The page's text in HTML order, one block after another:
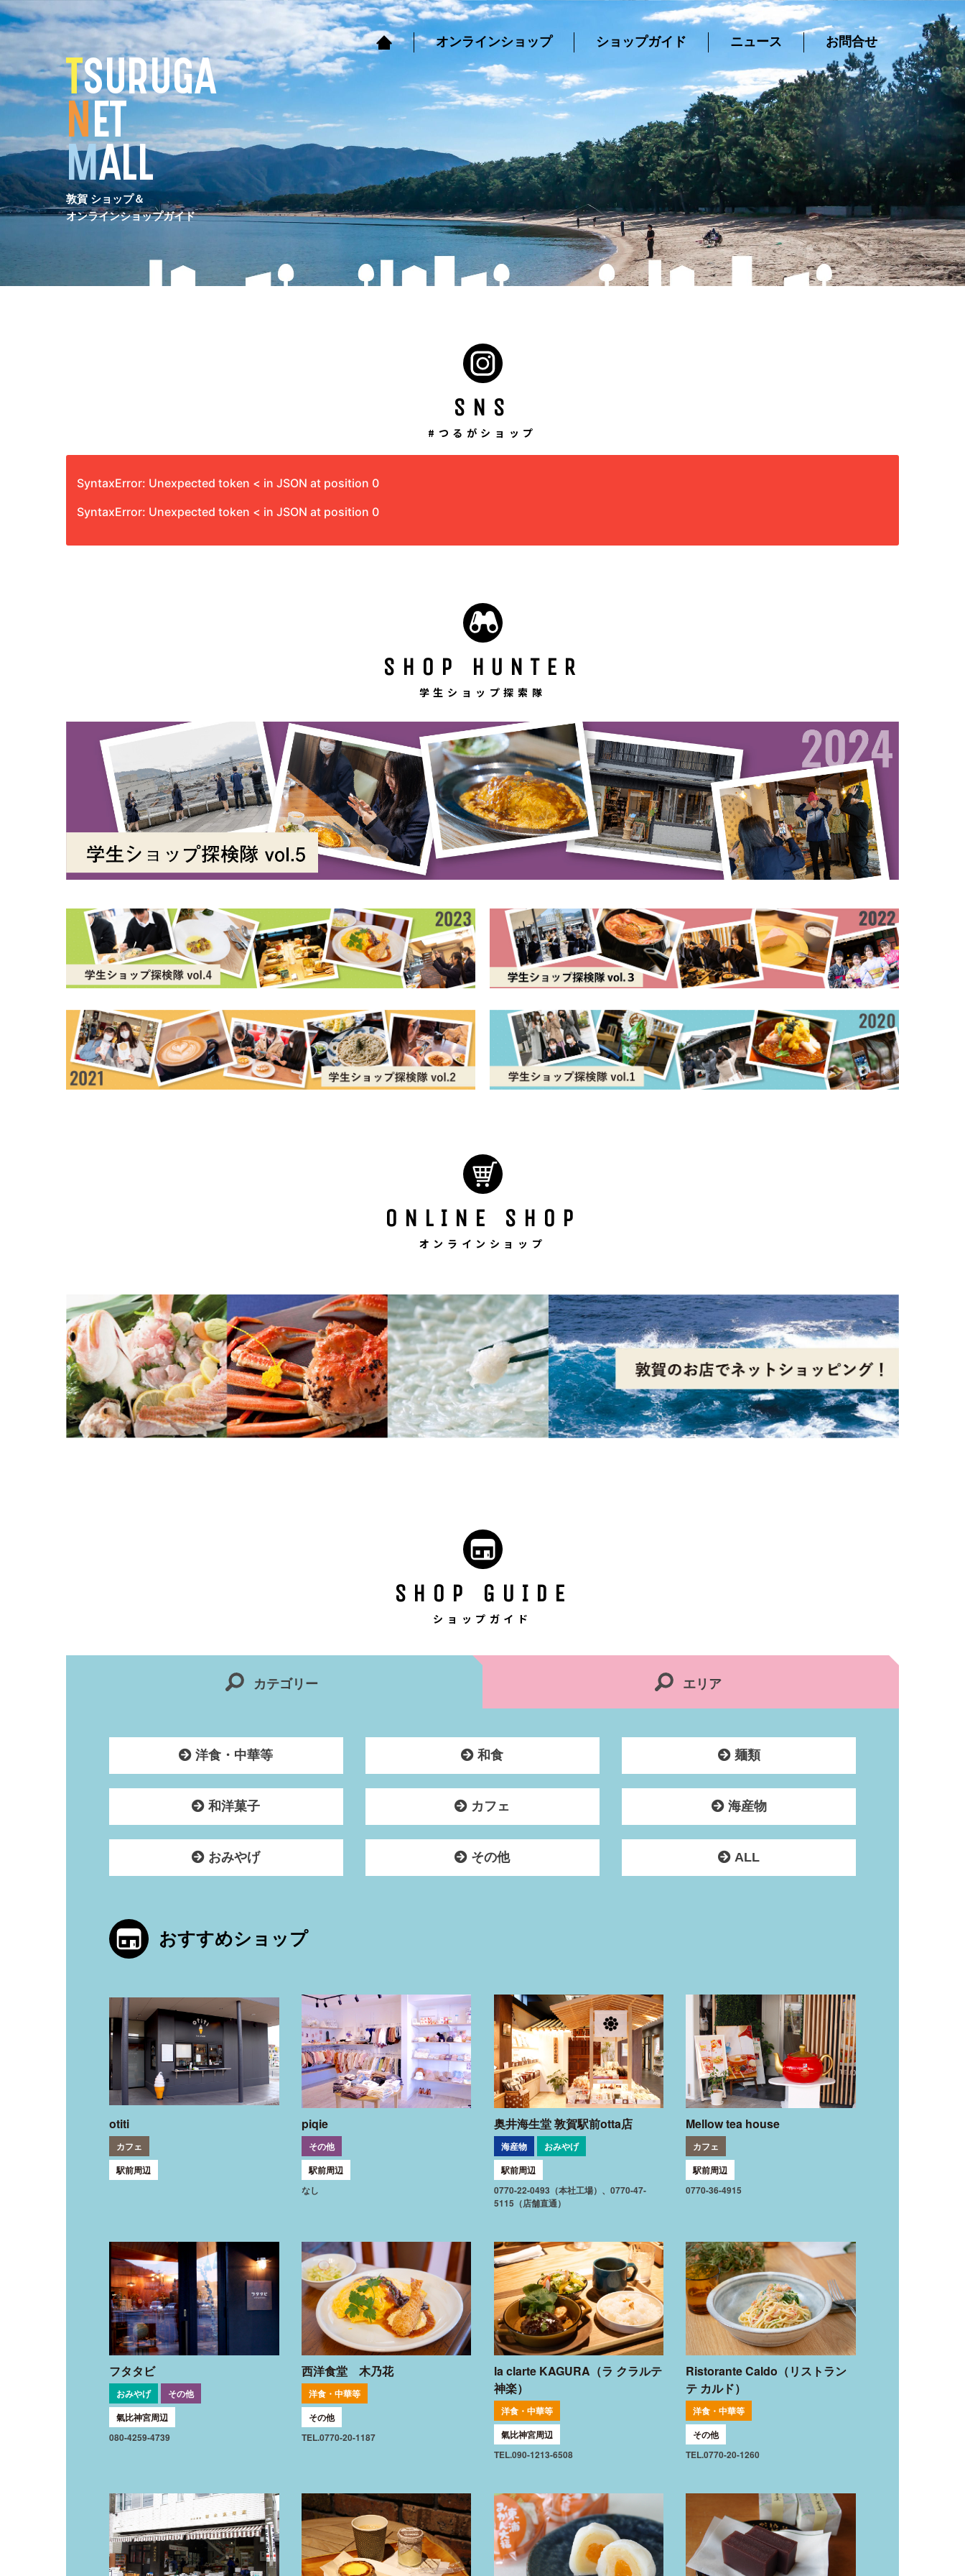
コ
ン
ツ
へ
TSURUGA
N ET
MALL
敦賀 ショップ＆
オンラインショップガイド
オンラインショップ ショップガイド ニュース お問合せ
SNS
#つるがショップ
SyntaxError: Unexpected token < in JSON at position 0
SyntaxError: Unexpected token < in JSON at position 0
SHOP HUNTER
学生ショップ探索隊
ONLINE SHOP
オンラインショップ
SHOP GUIDE
ショップガイド
カテゴリー エリア
洋食・中華等 和食 麺類
和洋菓子 カフェ 海産物
おみやげ その他 ALL
おすすめショップ
otiti
カフェ
駅前周辺
piqie
その他
駅前周辺
なし
奥井海生堂 敦賀駅前otta店
海産物
おみやげ
駅前周辺
0770-22-0493（本社工場）、0770-47-
5115（店舗直通）
Mellow tea house
カフェ
駅前周辺
0770-36-4915
フタタビ
おみやげ
その他
氣比神宮周辺
080-4259-4739
西洋食堂 木乃花
洋食・中華等
その他
TEL.0770-20-1187
la clarte KAGURA（ラ クラルテ
神楽）
洋食・中華等
氣比神宮周辺
TEL.090-1213-6508
Ristorante Caldo（リストラン
テ カルド）
洋食・中華等
その他
TEL.0770-20-1260